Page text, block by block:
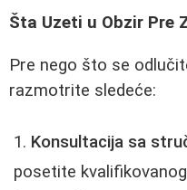
Šta Uzeti u Obzir Pre
Pre nego što se
razmotrite sledeće:
Konsultacija sa
posetite